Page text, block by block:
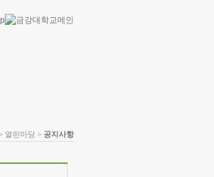
열린마당 > 공지사항